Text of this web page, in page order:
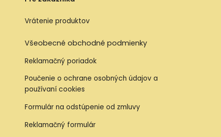
Vrátenie produktov
Všeobecné obchodné podmienky
Reklamačný poriadok
Poučenie o ochrane osobných údajov a
používaní cookies
Formulár na odstúpenie od zmluvy
Reklamačný formulár